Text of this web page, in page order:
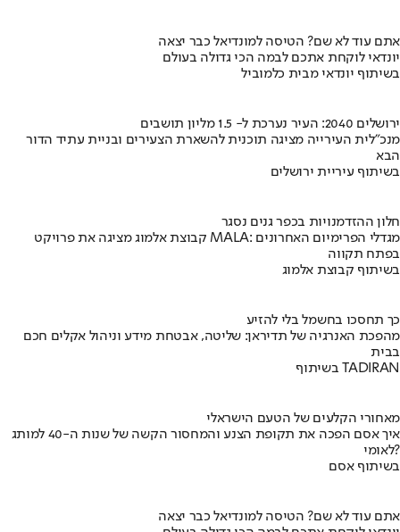
אתם עוד לא שם? הטיסה למונדיאל כבר יצאה
יונדאי לוקחת אתכם לבמה הכי גדולה בעולם
בשיתוף יונדאי מבית כלמוביל
ירושלים 2040: העיר נערכת ל- 1.5 מליון תושבים
מנכ"לית העירייה מציגה תוכנית להשארת הצעירים ובניית עתיד הדור
הבא
בשיתוף עיריית ירושלים
חלון ההזדמנויות בכפר גנים נסגר
קבוצת אלמוג מציגה את פרויקט MALA: מגדלי הפרימיום האחרונים
בפתח תקווה
בשיתוף קבוצת אלמוג
כך תחסכו בחשמל בלי להזיע
מהפכת האנרגיה של תדיראן: שליטה, אבטחת מידע וניהול אקלים חכם
בבית
בשיתוף TADIRAN
מאחורי הקלעים של הטעם הישראלי
איך אסם הפכה את תקופת הצנע והמחסור הקשה של שנות ה-40 למותג
לאומי?
בשיתוף אסם
אתם עוד לא שם? הטיסה למונדיאל כבר יצאה